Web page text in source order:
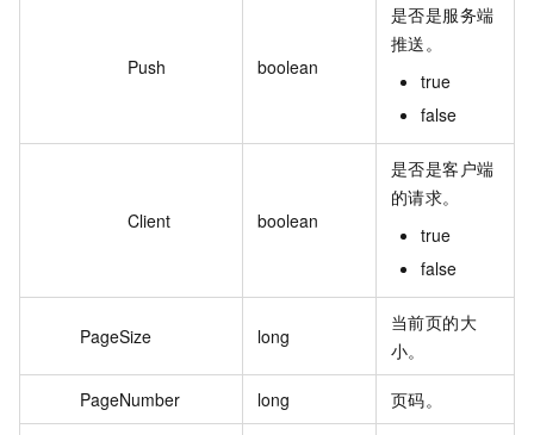
Push boolean
是否是服务端
推送。
true
false
Client boolean
是否是客户端
的请求。
true
false
PageSize long
当前页的大
小。
PageNumber long 页码。